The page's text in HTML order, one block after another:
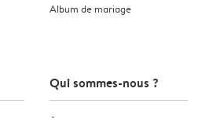
Album de mariage
Qui sommes-nous ?